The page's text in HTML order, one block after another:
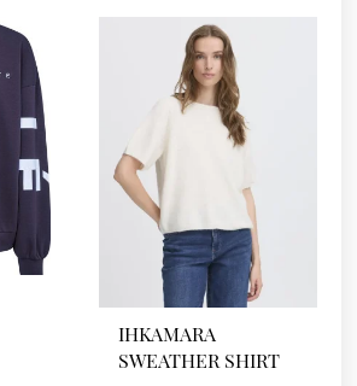
IHKAMARA
SWEATHER SHIRT